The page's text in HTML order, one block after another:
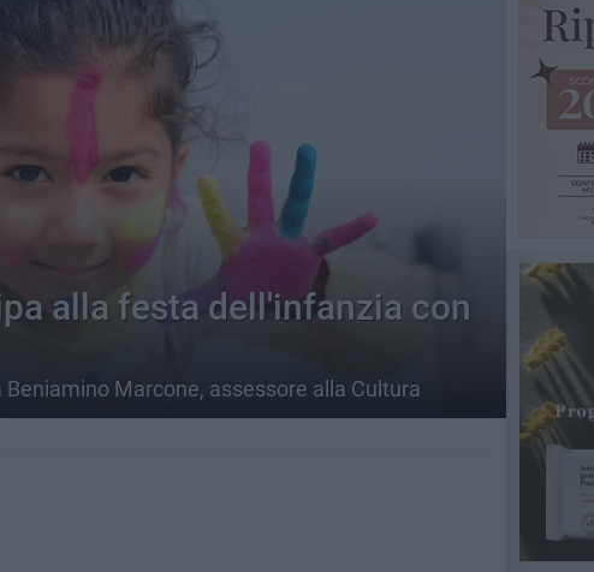
alla festa dell'infanzia con
Marcone, assessore alla Cultura